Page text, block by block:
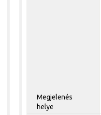
Megjelenés
helye